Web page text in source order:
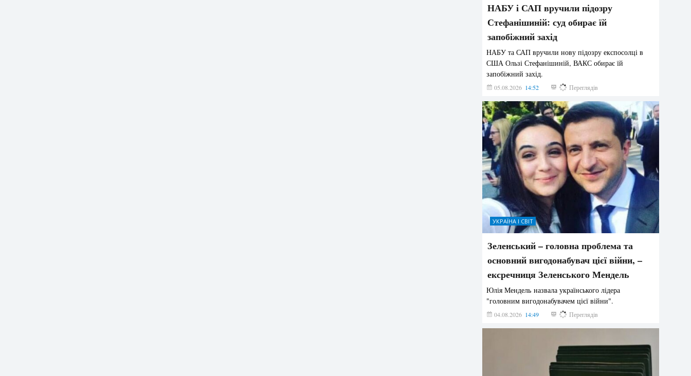
НАБУ і САП вручили підозру
Стефанішиній: суд обирає їй
запобіжний захід
НАБУ та САП вручили нову підозру експосолці в
США Ользі Стефанішиній, ВАКС обирає їй
запобіжний захід.
05.08.2026 14:52 151 Переглядів
УКРАЇНА І СВІТ
Зеленський – головна проблема та
основний вигодонабувач цієї війни, –
ексречниця Зеленського Мендель
Юлія Мендель назвала українського лідера
"головним вигодонабувачем цієї війни".
04.08.2026 14:49 144 Переглядів